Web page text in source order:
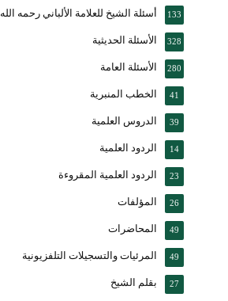
أسئلة الشيخ للعلامة الألباني رحمه الله 133
الأسئلة الحديثية 328
الأسئلة العامة 280
الخطب المنبرية 41
الدروس العلمية 39
الردود العلمية 14
الردود العلمية المقروءة 23
المؤلفات 26
المحاضرات 49
المرئيات والتسجيلات التلفزيونية 49
بقلم الشيخ 27